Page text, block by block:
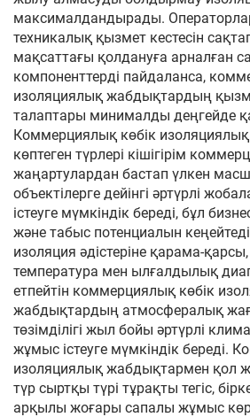
максималдандырады.
техникалық қызмет кестесін
мақсаттағы қолдануға арналған
компоненттерді пайдаланса,
изоляциялық жабдықтардың
талаптары минималды деңгейде
Коммерциялық көбік
көптеген түрлері кішігірім
жаңартулардан бастап үлкен
объектілерге дейінгі әртүрлі
істеуге мүмкіндік береді, бұл
және табыс потенциалын
изоляция әдістеріне қарама-қарсы,
температура мен ылғалдылық
етпейтін коммерциялық көбік
жабдықтардың атмосфералық
төзімділігі жыл бойы әртүрлі
жұмыс істеуге мүмкіндік береді.
изоляциялық жабдықтармен қол
түр сыртқы түрі тұрақты тегіс,
арқылы жоғары сапалы жұмыс